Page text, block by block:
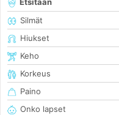
Silmät
Hiukset
Keho
Korkeus
Paino
Onko lapset